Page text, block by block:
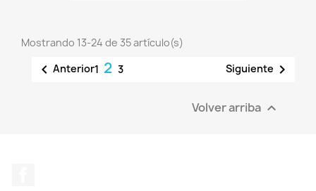
Mostrando 13-24 de 35 artículo(s)
 Anterior1 2 3 Siguiente 
Volver arriba 